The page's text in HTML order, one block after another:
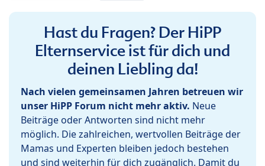
Hast du Fragen? Der HiPP
Elternservice ist für dich und
deinen Liebling da!
Nach vielen gemeinsamen Jahren betreuen wir
unser HiPP Forum nicht mehr aktiv. Neue
Beiträge oder Antworten sind nicht mehr
möglich. Die zahlreichen, wertvollen Beiträge der
Mamas und Experten bleiben jedoch bestehen
und sind weiterhin für dich zugänglich. Damit du